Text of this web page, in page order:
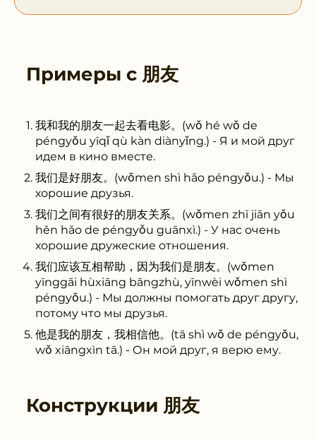
Примеры с 朋友
我和我的朋友一起去看电影。(wǒ hé wǒ de
péngyǒu yīqǐ qù kàn diànyǐng.) - Я и мой друг
идем в кино вместе.
我们是好朋友。(wǒmen shì hǎo péngyǒu.) - Мы
хорошие друзья.
我们之间有很好的朋友关系。(wǒmen zhī jiān yǒu
hěn hǎo de péngyǒu guānxì.) - У нас очень
хорошие дружеские отношения.
我们应该互相帮助，因为我们是朋友。(wǒmen
yīnggāi hùxiāng bāngzhù, yīnwèi wǒmen shì
péngyǒu.) - Мы должны помогать друг другу,
потому что мы друзья.
他是我的朋友，我相信他。(tā shì wǒ de péngyǒu,
wǒ xiāngxìn tā.) - Он мой друг, я верю ему.
Конструкции 朋友